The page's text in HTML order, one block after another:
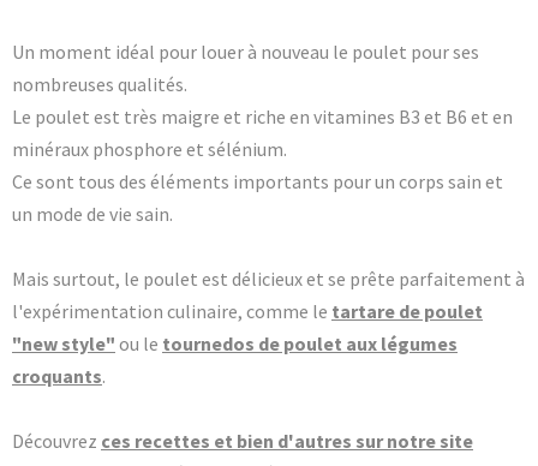
Un moment idéal pour louer à nouveau le poulet pour ses
nombreuses qualités.
Le poulet est très maigre et riche en vitamines B3 et B6 et en
minéraux phosphore et sélénium.
Ce sont tous des éléments importants pour un corps sain et
un mode de vie sain.
Mais surtout, le poulet est délicieux et se prête parfaitement à
l'expérimentation culinaire, comme le tartare de poulet
"new style" ou le tournedos de poulet aux légumes
croquants.
Découvrez ces recettes et bien d'autres sur notre site